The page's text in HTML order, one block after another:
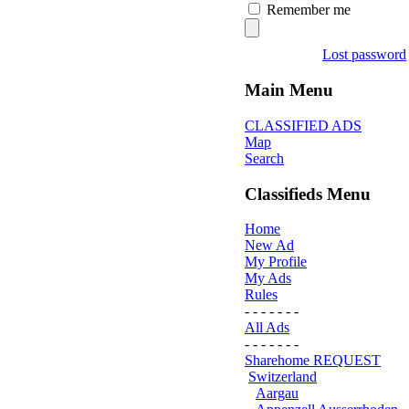
Remember me
Lost password
Main Menu
CLASSIFIED ADS
Map
Search
Classifieds Menu
Home
New Ad
My Profile
My Ads
Rules
- - - - - - -
All Ads
- - - - - - -
Sharehome REQUEST
Switzerland
Aargau